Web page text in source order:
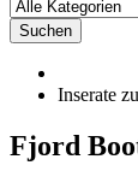
Suchen
Inserate
Fjord